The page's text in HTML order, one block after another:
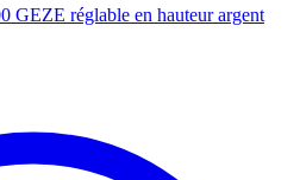
GEZE réglable en hauteur argent